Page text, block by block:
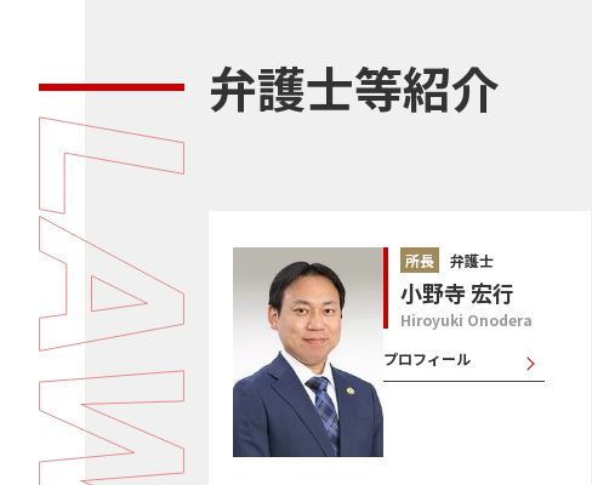
弁護士等紹介
所長 弁護士
小野寺 宏行
Hiroyuki Onodera
プロフィール